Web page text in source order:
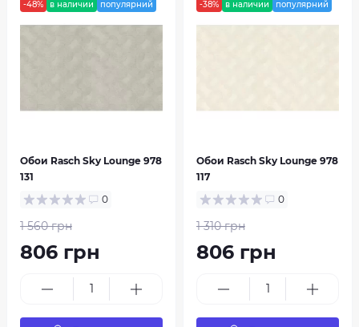
-48% в наличии популярний
Обои Rasch Sky Lounge 978
131
0
1 560 грн
806 грн
-38% в наличии популярний
Обои Rasch Sky Lounge 978
117
0
1 310 грн
806 грн